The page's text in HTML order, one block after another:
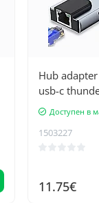
Hub
usb-c
rj45Доступен в
1503227
11.75€